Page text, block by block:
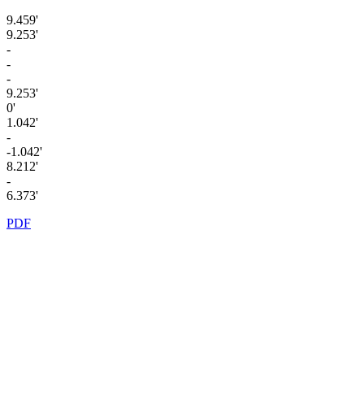
9.459'
9.253'
-
-
-
9.253'
0'
1.042'
-
-1.042'
8.212'
-
6.373'
PDF